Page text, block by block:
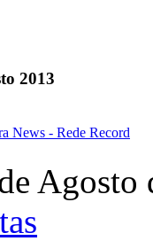
2013
News - Rede Record
Agosto